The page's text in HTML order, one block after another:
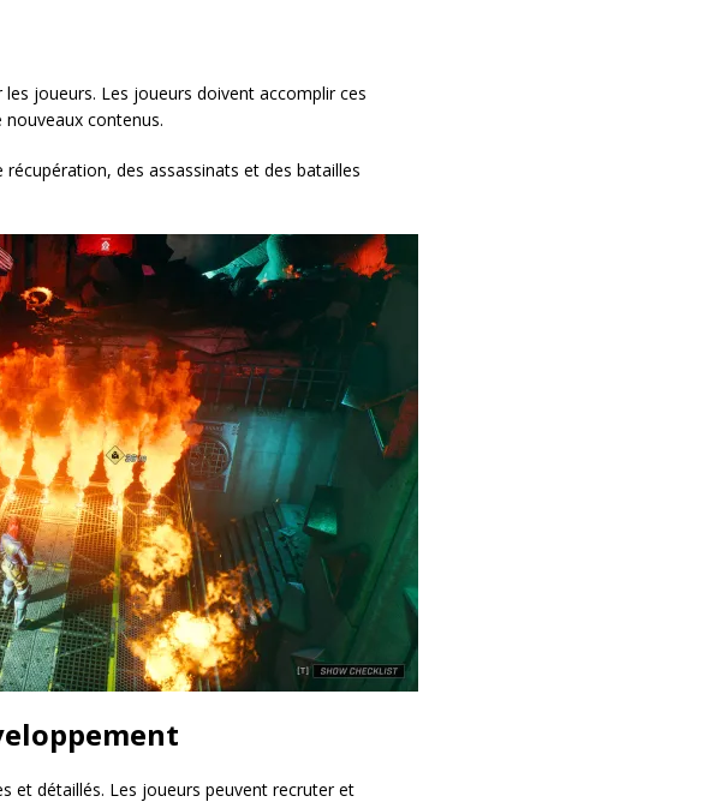
joueurs. Les joueurs doivent accomplir ces
contenus.
des assassinats et des batailles
et détaillés. Les joueurs peuvent recruter et